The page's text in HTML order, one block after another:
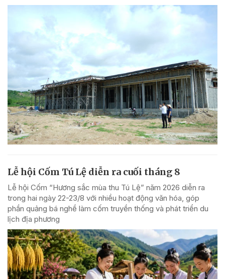
Lễ hội Cốm Tú Lệ diễn ra cuối tháng 8
Lễ hội Cốm “Hương sắc mùa thu Tú Lệ” năm 2026 diễn ra
trong hai ngày 22-23/8 với nhiều hoạt động văn hóa, góp
phần quảng bá nghề làm cốm truyền thống và phát triển du
lịch địa phương